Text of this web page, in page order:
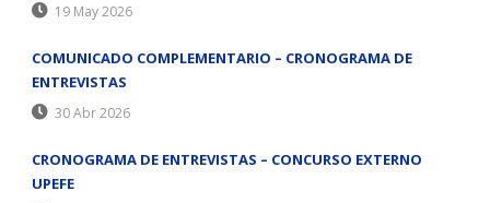
19 May 2026
COMUNICADO COMPLEMENTARIO – CRONOGRAMA DE
ENTREVISTAS
30 Abr 2026
CRONOGRAMA DE ENTREVISTAS – CONCURSO EXTERNO
UPEFE